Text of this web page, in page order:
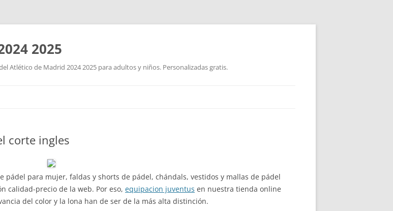
2025
Atlético de Madrid 2024 2025 para adultos y niños. Personalizadas gratis.
corte ingles
pádel para mujer, faldas y shorts de pádel, chándals, vestidos y mallas de pádel
calidad-precio de la web. Por eso, equipacion juventus en nuestra tienda online
del color y la lona han de ser de la más alta distinción.